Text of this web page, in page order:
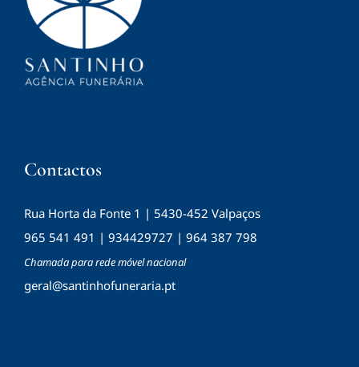
Contactos
Rua Horta da Fonte 1 | 5430-452 Valpaços
965 541 491 | 934429727 | 964 387 798
Chamada para rede móvel nacional
geral@santinhofuneraria.pt